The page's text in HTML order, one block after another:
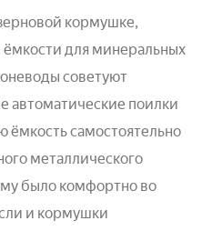
кормушке,
ёмкости для минеральных
советуют
автоматические поилки
ёмкость самостоятельно
металлического
было комфортно во
и кормушки